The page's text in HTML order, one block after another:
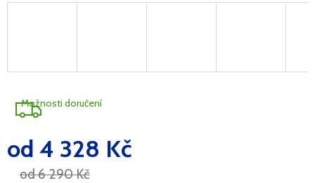
od 6 290 Kč
od 4 328 Kč
Měrná
cena:
Možnosti doručení